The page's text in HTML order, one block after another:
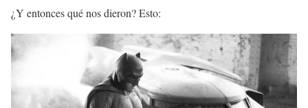
¿Y entonces qué nos dieron? Esto: